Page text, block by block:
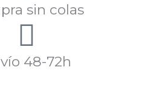
sin colas
48-72h